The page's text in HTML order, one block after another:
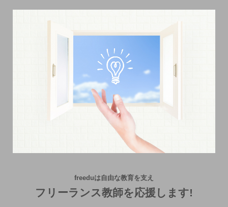
freeduは自由な教育を支え
フリーランス教師を応援します!